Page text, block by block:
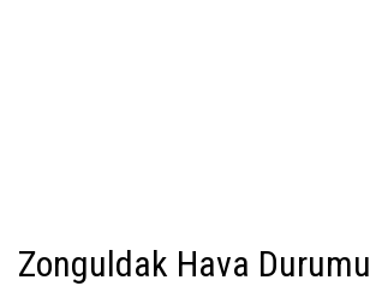
Zonguldak Hava Durumu